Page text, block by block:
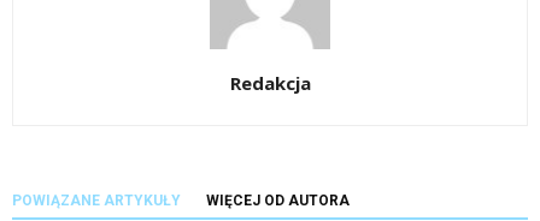
Redakcja
POWIĄZANE ARTYKUŁY WIĘCEJ OD AUTORA